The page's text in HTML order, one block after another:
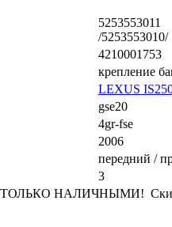
5253553011
/5253553010/
4210001753
крепление
LEXUS
gse20
4gr-fse
2006
передний /
3
НАЛИЧНЫМИ! Скидки